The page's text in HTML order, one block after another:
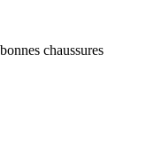
chaussures